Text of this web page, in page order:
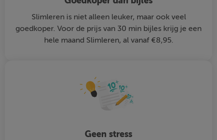
Slimleren is niet alleen leuker, maar ook veel
goedkoper. Voor de prijs van 30 min bijles krijg je een
hele maand Slimleren, al vanaf €8,95.
Geen stress